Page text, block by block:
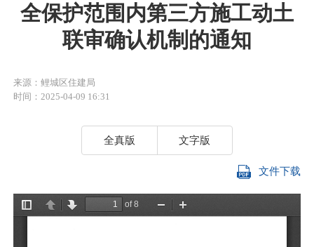
全保护范围内第三方施工动土
联审确认机制的通知
来源：鲤城区住建局
时间：2025-04-09 16:31
全真版 文字版
文件下载